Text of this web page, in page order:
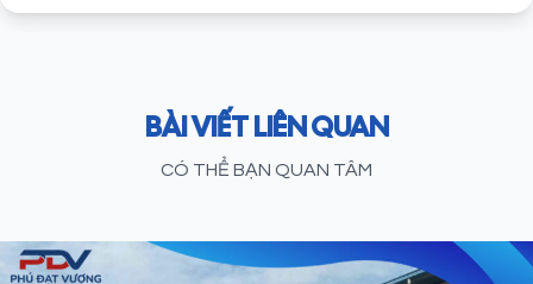
BÀI VIẾT LIÊN QUAN
CÓ THỂ BẠN QUAN TÂM